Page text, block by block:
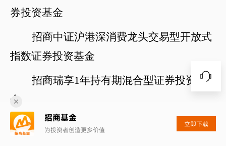
券投资基金
招商中证沪港深消费龙头交易型开放式
指数证券投资基金
招商瑞享1年持有期混合型证券投资基
金
招商稳恒中短债
60天持有期债券型证券
招商基金
为投资者创造更多价值
立即下载